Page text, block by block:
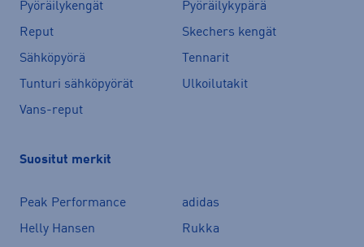
Pyöräilykengät
Pyöräilykypärä
Reput
Skechers kengät
Sähköpyörä
Tennarit
Tunturi sähköpyörät
Ulkoilutakit
Vans-reput
Suositut merkit
Peak Performance
adidas
Helly Hansen
Rukka